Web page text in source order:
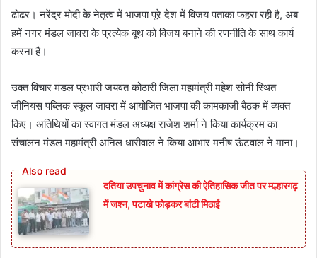
ढोढर। नरेंद्र मोदी के नेतृत्व में भाजपा पूरे देश में विजय पताका फहरा रही है, अब
हमें नगर मंडल जावरा के प्रत्येक बूथ को विजय बनाने की रणनीति के साथ कार्य
करना है।
उक्त विचार मंडल प्रभारी जयवंत कोठारी जिला महामंत्री महेश सोनी स्थित
जीनियस पब्लिक स्कूल जावरा में आयोजित भाजपा की कामकाजी बैठक में व्यक्त
किए। अतिथियों का स्वागत मंडल अध्यक्ष राजेश शर्मा ने किया कार्यक्रम का
संचालन मंडल महामंत्री अनिल धारीवाल ने किया आभार मनीष ऊंटवाल ने माना।
दतिया उपचुनाव में कांग्रेस की ऐतिहासिक जीत पर मल्हारगढ़
में जश्न, पटाखे फोड़कर बांटी मिठाई